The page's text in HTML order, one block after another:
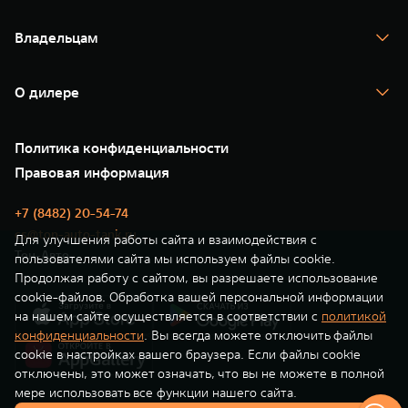
Масштаб возможностей
от 6 449 000 ₽
Тест-драйв
TANK Финансы
Корпоративным клиентам
Зарядные станции
Владельцам
Помощь на дороге
Новые цифровые сервисы TANK
Сервис
Нулевое ТО
Моторные масла
О дилере
35 лет GWM
GWM ТЕХ ДЕНЬ
Новости
Политика конфиденциальности
Правовая информация
+7 (8482) 20-54-74
cs@ton-auto-tank.ru
Тон-Авто
Для улучшения работы сайта и взаимодействия с
пользователями сайта мы используем файлы cookie.
Продолжая работу с сайтом, вы разрешаете использование
cookie-файлов. Обработка вашей персональной информации
на нашем сайте осуществляется в соответствии с политикой
конфиденциальности. Вы всегда можете отключить файлы
cookie в настройках вашего браузера. Если файлы cookie
отключены, это может означать, что вы не можете в полной
мере использовать все функции нашего сайта.